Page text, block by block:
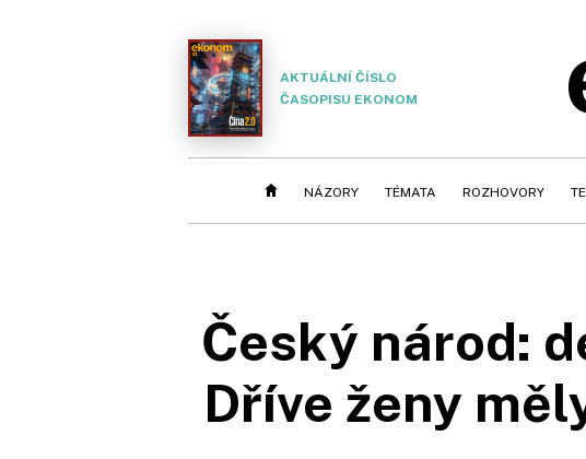
AKTUÁLNÍ ČÍSLO
ČASOPISU EKONOM
NÁZORY TÉMATA ROZHOVORY
Český národ:
Dříve ženy